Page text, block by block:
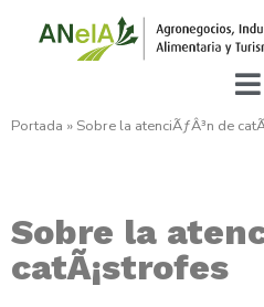
Portada » Sobre la atenciÃƒÂ³n de
Sobre la
catÃ¡strofes